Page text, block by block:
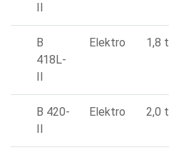
II
B
418L-
II
Elektro 1,8 t
B 420-
II
Elektro 2,0 t